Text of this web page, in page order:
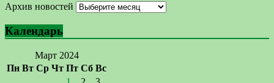
Архив новостей
Календарь
Март 2024
Пн Вт Ср Чт Пт Сб Вс